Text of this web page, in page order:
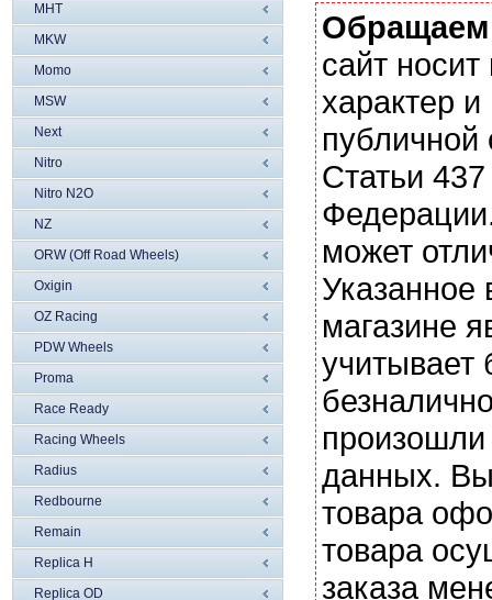
MHT
MKW
Momo
MSW
Next
Nitro
Nitro N2O
NZ
ORW (Off Road Wheels)
Oxigin
OZ Racing
PDW Wheels
Proma
Race Ready
Racing Wheels
Radius
Redbourne
Remain
Replica H
Replica OD
сайт
характер
Статьи
может
магазине
учитывает
данных. Вы
товара
товара
заказа